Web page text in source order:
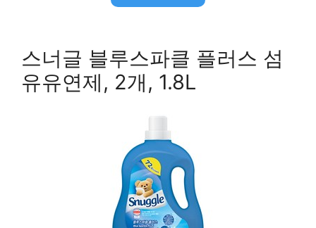
스너글 블루스파클 플러스 섬
유유연제, 2개, 1.8L